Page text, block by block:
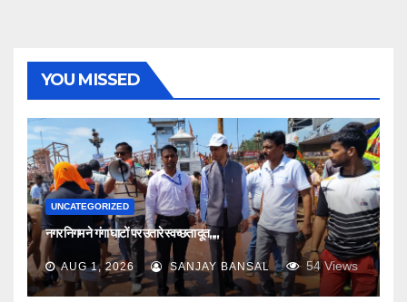
YOU MISSED
UNCATEGORIZED
नगर निगम ने गंगा घाटों पर उतारे स्वच्छता दूत,,,,
AUG 1, 2026 SANJAY BANSAL 54Views